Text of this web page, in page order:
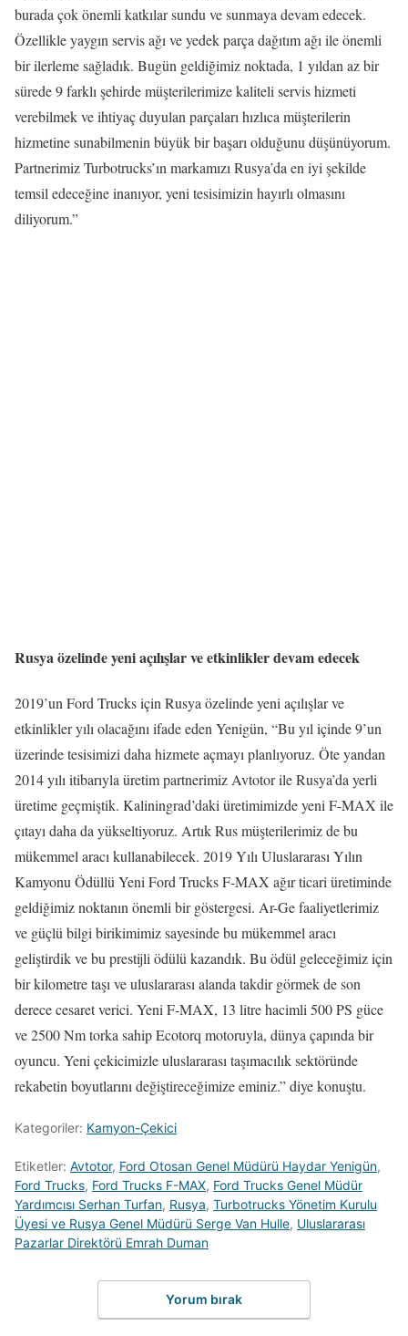
burada çok önemli katkılar sundu ve sunmaya devam edecek.
Özellikle yaygın servis ağı ve yedek parça dağıtım ağı ile önemli
bir ilerleme sağladık. Bugün geldiğimiz noktada, 1 yıldan az bir
sürede 9 farklı şehirde müşterilerimize kaliteli servis hizmeti
verebilmek ve ihtiyaç duyulan parçaları hızlıca müşterilerin
hizmetine sunabilmenin büyük bir başarı olduğunu düşünüyorum.
Partnerimiz Turbotrucks’ın markamızı Rusya’da en iyi şekilde
temsil edeceğine inanıyor, yeni tesisimizin hayırlı olmasını
diliyorum.”
Rusya özelinde yeni açılışlar ve etkinlikler devam edecek
2019’un Ford Trucks için Rusya özelinde yeni açılışlar ve
etkinlikler yılı olacağını ifade eden Yenigün, “Bu yıl içinde 9’un
üzerinde tesisimizi daha hizmete açmayı planlıyoruz. Öte yandan
2014 yılı itibarıyla üretim partnerimiz Avtotor ile Rusya’da yerli
üretime geçmiştik. Kaliningrad’daki üretimimizde yeni F-MAX ile
çıtayı daha da yükseltiyoruz. Artık Rus müşterilerimiz de bu
mükemmel aracı kullanabilecek. 2019 Yılı Uluslararası Yılın
Kamyonu Ödüllü Yeni Ford Trucks F-MAX ağır ticari üretiminde
geldiğimiz noktanın önemli bir göstergesi. Ar-Ge faaliyetlerimiz
ve güçlü bilgi birikimimiz sayesinde bu mükemmel aracı
geliştirdik ve bu prestijli ödülü kazandık. Bu ödül geleceğimiz için
bir kilometre taşı ve uluslararası alanda takdir görmek de son
derece cesaret verici. Yeni F-MAX, 13 litre hacimli 500 PS güce
ve 2500 Nm torka sahip Ecotorq motoruyla, dünya çapında bir
oyuncu. Yeni çekicimizle uluslararası taşımacılık sektöründe
rekabetin boyutlarını değiştireceğimize eminiz.” diye konuştu.
Kategoriler: Kamyon-Çekici
Etiketler: Avtotor, Ford Otosan Genel Müdürü Haydar Yenigün,
Ford Trucks, Ford Trucks F-MAX, Ford Trucks Genel Müdür
Yardımcısı Serhan Turfan, Rusya, Turbotrucks Yönetim Kurulu
Üyesi ve Rusya Genel Müdürü Serge Van Hulle, Uluslararası
Pazarlar Direktörü Emrah Duman
Yorum bırak